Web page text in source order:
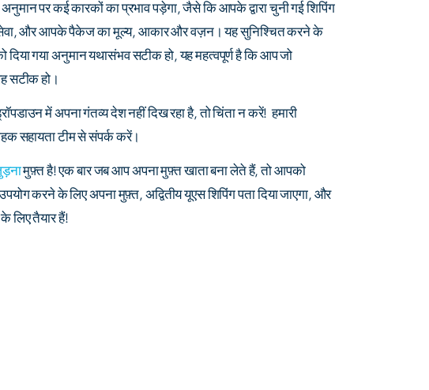
पर कई कारकों का प्रभाव पड़ेगा, जैसे कि आपके द्वारा चुनी गई शिपिंग
और आपके पैकेज का मूल्य, आकार और वज़न। यह सुनिश्चित करने के
दिया गया अनुमान यथासंभव सटीक हो, यह महत्वपूर्ण है कि आप जो
सटीक हो।
में अपना गंतव्य देश नहीं दिख रहा है, तो चिंता न करें! हमारी
सहायता टीम से संपर्क करें।
मुफ़्त है! एक बार जब आप अपना मुफ़्त खाता बना लेते हैं, तो आपको
करने के लिए अपना मुफ़्त, अद्वितीय यूएस शिपिंग पता दिया जाएगा, और
लिए तैयार हैं!